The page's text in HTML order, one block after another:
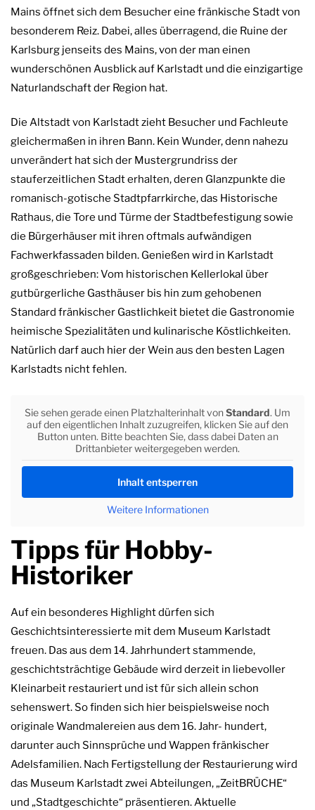
Mains öffnet sich dem Besucher eine fränkische Stadt von
besonderem Reiz. Dabei, alles überragend, die Ruine der
Karlsburg jenseits des Mains, von der man einen
wunderschönen Ausblick auf Karlstadt und die einzigartige
Naturlandschaft der Region hat.
Die Altstadt von Karlstadt zieht Besucher und Fachleute
gleichermaßen in ihren Bann. Kein Wunder, denn nahezu
unverändert hat sich der Mustergrundriss der
stauferzeitlichen Stadt erhalten, deren Glanzpunkte die
romanisch-gotische Stadtpfarrkirche, das Historische
Rathaus, die Tore und Türme der Stadtbefestigung sowie
die Bürgerhäuser mit ihren oftmals aufwändigen
Fachwerkfassaden bilden. Genießen wird in Karlstadt
großgeschrieben: Vom historischen Kellerlokal über
gutbürgerliche Gasthäuser bis hin zum gehobenen
Standard fränkischer Gastlichkeit bietet die Gastronomie
heimische Spezialitäten und kulinarische Köstlichkeiten.
Natürlich darf auch hier der Wein aus den besten Lagen
Karlstadts nicht fehlen.
Sie sehen gerade einen Platzhalterinhalt vonStandard. Um
auf den eigentlichen Inhalt zuzugreifen, klicken Sie auf den
Button unten. Bitte beachten Sie, dass dabei Daten an
Drittanbieter weitergegeben werden.
Inhalt entsperren
Weitere Informationen
Tipps für Hobby-
Historiker
Auf ein besonderes Highlight dürfen sich
Geschichtsinteressierte mit dem Museum Karlstadt
freuen. Das aus dem 14. Jahrhundert stammende,
geschichtsträchtige Gebäude wird derzeit in liebevoller
Kleinarbeit restauriert und ist für sich allein schon
sehenswert. So finden sich hier beispielsweise noch
originale Wandmalereien aus dem 16. Jahr- hundert,
darunter auch Sinnsprüche und Wappen fränkischer
Adelsfamilien. Nach Fertigstellung der Restaurierung wird
das Museum Karlstadt zwei Abteilungen, „ZeitBRÜCHE“
und „Stadtgeschichte“ präsentieren. Aktuelle